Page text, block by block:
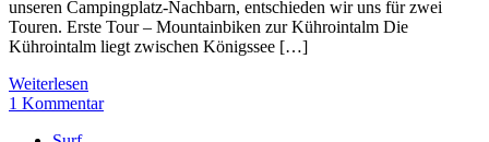
unseren Campingplatz-Nachbarn, entschieden wir uns für zwei
Touren. Erste Tour – Mountainbiken zur Kührointalm Die
Kührointalm liegt zwischen Königssee […]
Weiterlesen
1 Kommentar